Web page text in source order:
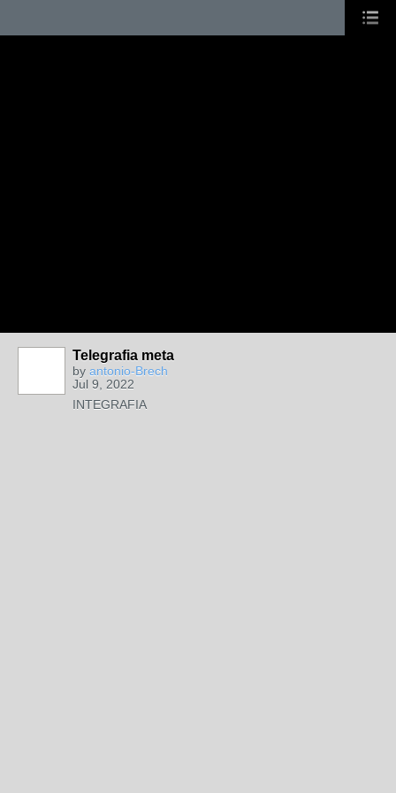
Telegrafia meta
by antonio-Brech
Jul 9, 2022
INTEGRAFIA